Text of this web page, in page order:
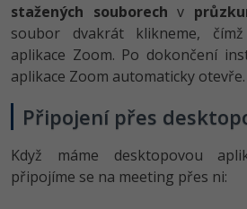
stažených souborech v
soubor dvakrát klikneme,
aplikace Zoom. Po dokončení
aplikace Zoom automaticky otevře.
Připojení přes
Když máme desktopovou
připojíme se na meeting přes ni: